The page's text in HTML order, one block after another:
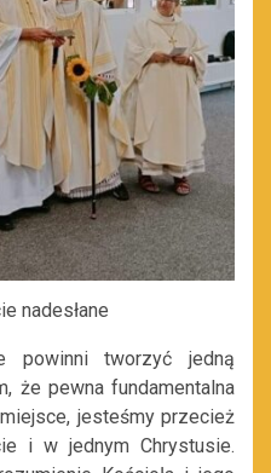
nadesłane
powinni tworzyć jedną
że pewna fundamentalna
jesteśmy przecież
i w jednym Chrystusie.